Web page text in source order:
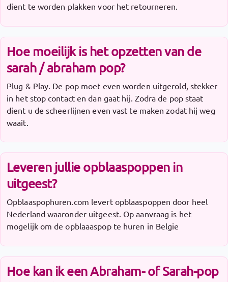
dient te worden plakken voor het retourneren.
Hoe moeilijk is het opzetten van de
sarah / abraham pop?
Plug & Play. De pop moet even worden uitgerold, stekker
in het stop contact en dan gaat hij. Zodra de pop staat
dient u de scheerlijnen even vast te maken zodat hij weg
waait.
Leveren jullie opblaaspoppen in
uitgeest?
Opblaaspophuren.com levert opblaaspoppen door heel
Nederland waaronder uitgeest. Op aanvraag is het
mogelijk om de opblaaaspop te huren in Belgie
Hoe kan ik een Abraham- of Sarah-pop